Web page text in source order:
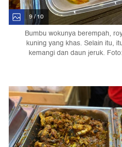
9 / 10
Bumbu wokunya berempah,
kuning yang khas. Selain itu,
kemangi dan daun jeruk.